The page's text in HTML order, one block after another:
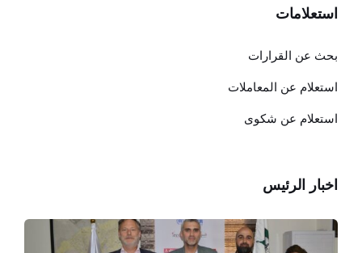
استعلامات
بحث عن القرارات
استعلام عن المعاملات
استعلام عن شكوى
اخبار الرئيس